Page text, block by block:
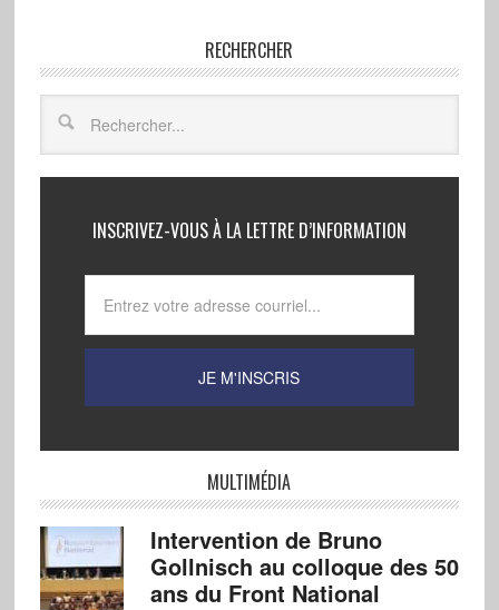
RECHERCHER
INSCRIVEZ-VOUS À LA LETTRE D’INFORMATION
MULTIMÉDIA
Intervention de Bruno
Gollnisch au colloque des 50
ans du Front National